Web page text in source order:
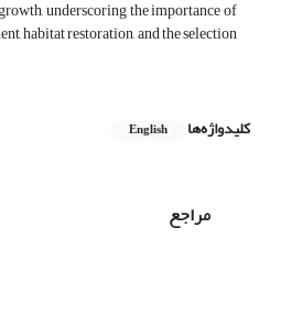
underscoring the importance of
habitat restoration, and the selection
کلیدواژه‌ها English
مراجع